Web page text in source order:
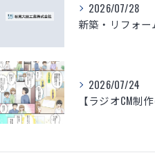
2026/07/28
2026/07/24